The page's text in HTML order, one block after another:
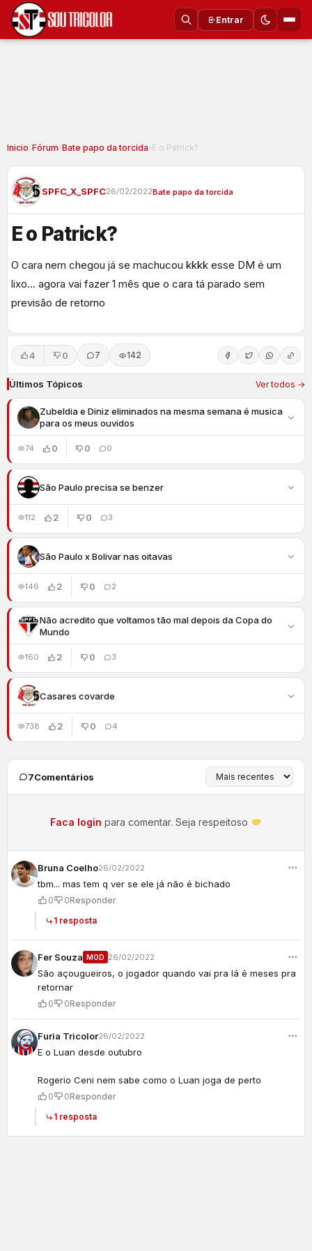
Entrar
Inicio›Fórum›Bate papo da torcida›E o Patrick?
SPFC_X_SPFC26/02/2022Bate papo da torcida
E o Patrick?
O cara nem chegou já se machucou kkkk esse DM é um
lixo… agora vai fazer 1 mês que o cara tá parado sem
previsão de retorno
4 0 7 142
Últimos Tópicos Ver todos →
Zubeldia e Diniz eliminados na mesma semana é musica
para os meus ouvidos
74 0 0 0
São Paulo precisa se benzer
112 2 0 3
São Paulo x Bolivar nas oitavas
146 2 0 2
Não acredito que voltamos tão mal depois da Copa do
Mundo
160 2 0 3
Casares covarde
738 2 0 4
7Comentários
Faca login para comentar. Seja respeitoso
Bruna Coelho26/02/2022
tbm... mas tem q ver se ele já não é bichado
0 0Responder
1 resposta
Fer Souza MOD 26/02/2022
São açougueiros, o jogador quando vai pra lá é meses pra
retornar
0 0Responder
Furia Tricolor26/02/2022
E o Luan desde outubro
Rogerio Ceni nem sabe como o Luan joga de perto
0 0Responder
1 resposta